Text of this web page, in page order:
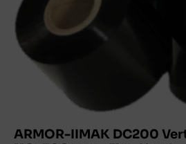
ARMOR-IIMAK DC200